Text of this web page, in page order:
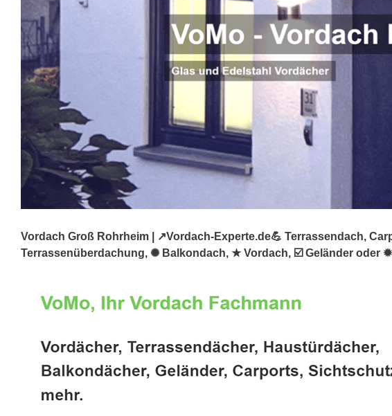
Vordach Groß Rohrheim | ↗️Vordach-Experte.de💪 Terrassendach,
Terrassenüberdachung, ✺ Balkondach, ★ Vordach, ☑️ Geländer